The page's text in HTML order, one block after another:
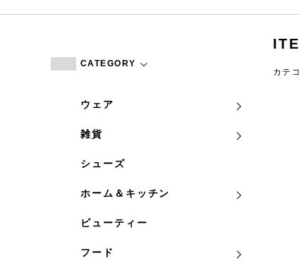
CATEGORY
ウェア
雑貨
シューズ
ホーム＆キッチン
ビューティー
フード
カテ